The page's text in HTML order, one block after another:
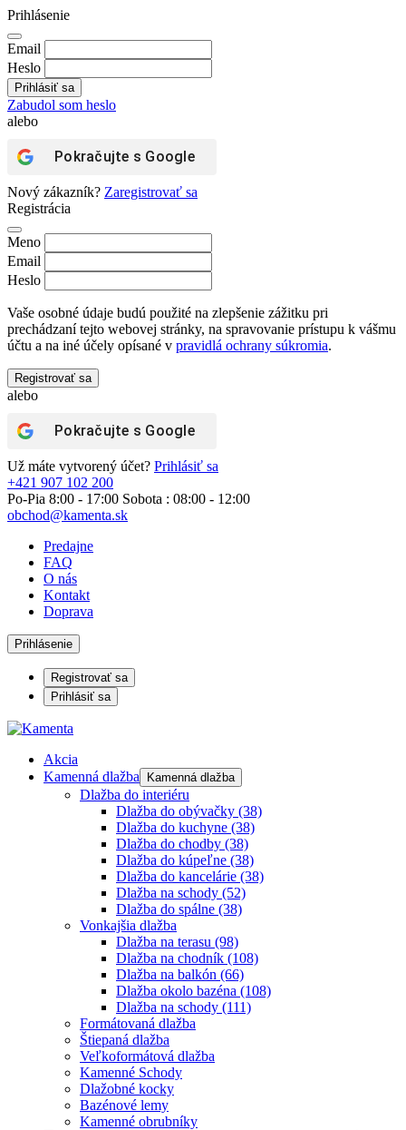
Prihlásenie
Email
Heslo
Zabudol som heslo
alebo
Pokračujte s Google
Nový zákazník? Zaregistrovať sa
Registrácia
Meno
Email
Heslo
Vaše osobné údaje budú použité na zlepšenie zážitku pri
prechádzaní tejto webovej stránky, na spravovanie prístupu k vášmu
účtu a na iné účely opísané v pravidlá ochrany súkromia.
Registrovať sa
alebo
Pokračujte s Google
Už máte vytvorený účet? Prihlásiť sa
+421 907 102 200
Po-Pia 8:00 - 17:00 Sobota : 08:00 - 12:00
obchod@kamenta.sk
Predajne
FAQ
O nás
Kontakt
Doprava
Prihlásenie
Registrovať sa
Prihlásiť sa
Akcia
Kamenná dlažba
Kamenná dlažba
Dlažba do interiéru
Dlažba do obývačky (38)
Dlažba do kuchyne (38)
Dlažba do chodby (38)
Dlažba do kúpeľne (38)
Dlažba do kancelárie (38)
Dlažba na schody (52)
Dlažba do spálne (38)
Vonkajšia dlažba
Dlažba na terasu (98)
Dlažba na chodník (108)
Dlažba na balkón (66)
Dlažba okolo bazéna (108)
Dlažba na schody (111)
Formátovaná dlažba
Štiepaná dlažba
Veľkoformátová dlažba
Kamenné Schody
Dlažobné kocky
Bazénové lemy
Kamenné obrubníky